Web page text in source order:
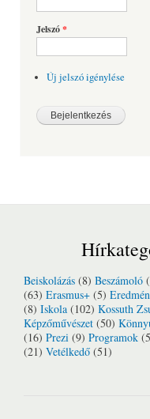
Jelszó*
Új jelszó igénylése
Beiskolázás (8) Beszámoló
(63) Erasmus+ (5)
(8) Iskola (102) Kossuth
Képzőművészet (50)
(16) Prezi (9) Programok
(21) Vetélkedő (51)